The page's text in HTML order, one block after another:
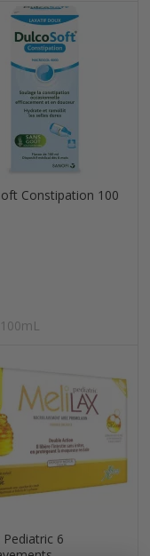
Constipation 100
Pediatric 6